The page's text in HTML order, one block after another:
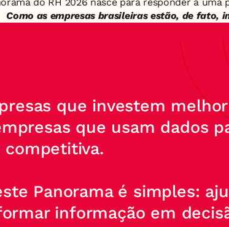
Como as empresas brasileiras estão, de fato,
que investem
que usam dados
competitiva.
Panorama é simples:
informação em